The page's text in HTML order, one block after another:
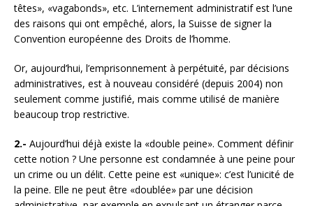
têtes», «vagabonds», etc. L’internement administratif est l’une
des raisons qui ont empêché, alors, la Suisse de signer la
Convention européenne des Droits de l’homme.
Or, aujourd’hui, l’emprisonnement à perpétuité, par décisions
administratives, est à nouveau considéré (depuis 2004) non
seulement comme justifié, mais comme utilisé de manière
beaucoup trop restrictive.
2.- Aujourd’hui déjà existe la «double peine». Comment définir
cette notion ? Une personne est condamnée à une peine pour
un crime ou un délit. Cette peine est «unique»: c’est l’unicité de
la peine. Elle ne peut être «doublée» par une décision